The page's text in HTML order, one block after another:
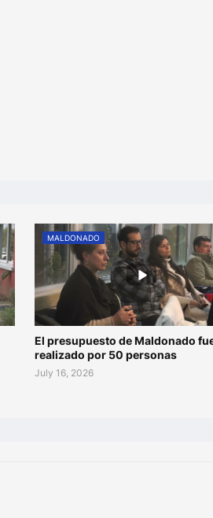
MALDONADO
El presupuesto de Maldonado
realizado por 50 personas
July 16, 2026